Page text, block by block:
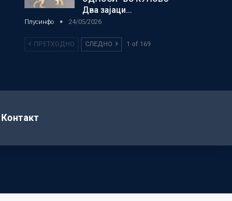
Два зајаци…
Плусинфо 24/05/2026
ПРЕТХОДНО СЛЕДНО 1 of 169
Контакт